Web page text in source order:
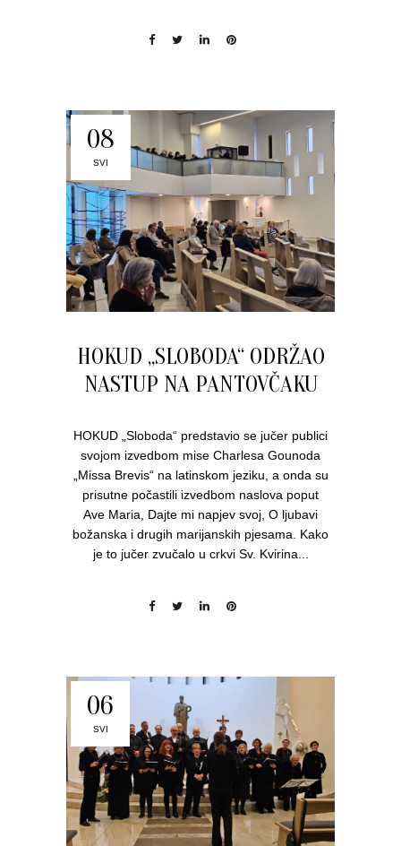
08
SVI
HOKUD „SLOBODA“ ODRŽAO
NASTUP NA PANTOVČAKU
HOKUD „Sloboda“ predstavio se jučer publici
svojom izvedbom mise Charlesa Gounoda
„Missa Brevis“ na latinskom jeziku, a onda su
prisutne počastili izvedbom naslova poput
Ave Maria, Dajte mi napjev svoj, O ljubavi
božanska i drugih marijanskih pjesama. Kako
je to jučer zvučalo u crkvi Sv. Kvirina...
06
SVI